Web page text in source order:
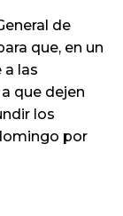
de
que, en un
a las
que dejen
los
por